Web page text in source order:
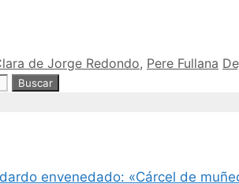
de Jorge Redondo, Pere Fullana
envenedado: «Cárcel de